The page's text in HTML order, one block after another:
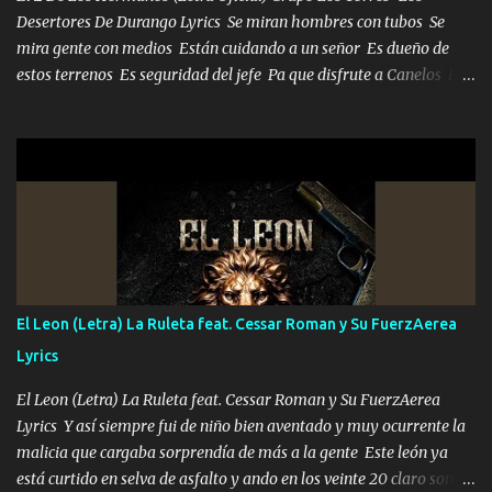
Desertores De Durango Lyrics Se miran hombres con tubos Se
mira gente con medios Están cuidando a un señor Es dueño de
estos terrenos Es seguridad del jefe Pa que disfrute a Canelos Es
ni tampoco las mujeres porque es platica de grandes por eso hay
que estar alegres doy las instrucciones para atender los deberes
Música Si es que salta algún problema de confianza tengo gente
ahí está el Hombre Cuarenta y también Pariente 7 arreglan
cualquier problema no más es cuestión que ordené NOS HACE
FALTA UN HERMANO DE CLAVE ERA EL 24 SIEMPRE FUE UN
HOMBRE VALIENTE POR ALGO M'URIÓ PELEAND0 SIEMPRE
VIO POR LA FAMILIA PARA QUE SIGA EL LEGADO Es el DOS de
los HERMANOS un cerebro inteligente y com...
El Leon (Letra) La Ruleta feat. Cessar Roman y Su FuerzAerea
Lyrics
El Leon (Letra) La Ruleta feat. Cessar Roman y Su FuerzAerea
Lyrics Y así siempre fui de niño bien aventado y muy ocurrente la
malicia que cargaba sorprendía de más a la gente Este león ya
está curtido en selva de asfalto y ando en los veinte 20 claro son